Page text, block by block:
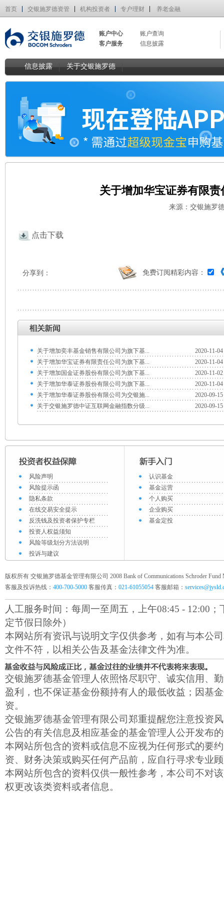
首页 交银施罗德资管 机构投资者 专户理财 养老金融
账户中心
账户查询
客户服务
信息披露
信息披露 关于交银施罗德
关于增加华宝证券有限
来源：交银施罗
点击下载
分享到： 免费订阅精彩内容：
2020-11-04
关于增加奕丰基金销售有限公司为旗下基...
2020-11-04
关于增加华宝证券有限责任公司为旗下基...
2020-11-02
关于增加国金证券股份有限公司为旗下基...
2020-11-04
关于增加华泰证券股份有限公司为旗下基...
2020-09-15
关于增加华泰证券股份有限公司为交银施...
2020-09-15
关于交银施罗德中证互联网金融指数分级...
风险声明
风险提示函
隐私条款
在线交易安全提示
反洗钱及投资者保护专栏
投资人权益须知
风险等级划分方法说明
投诉与建议
认识基金
基金运营
个人购买
企业购买
基金定投
版权所有 交银施罗德基金管理有限公司 2008 Bank of Communications Schroder Fund
客服及投诉热线： 400-700-5000 客服传真： 021-61055054 客服邮箱：
人工服务时间：每周一至周五，上午08:45 - 12:00；
定节假日除外）
本网站所有资讯与说明文字仅供参考，如有与本公
文件不符，以相关公告及基金法律文件为准。
交银施罗德基金管理人依照恪尽职守、诚实信用、
盈利，也不保证基金份额持有人的最低收益；因基
资。
交银施罗德基金管理有限公司郑重提醒您注意投资
公告的有关信息及相应基金的基金管理人公开发布
本网站所包含的资料或信息不应视为任何形式的要
资、财务决策或购买任何产品前，应自行寻求专业
本网站所包含的资料仅供一般性参考，本公司不对
权更改该类资料或者信息。